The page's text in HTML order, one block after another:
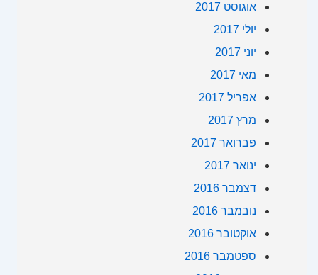
אוגוסט 2017
יולי 2017
יוני 2017
מאי 2017
אפריל 2017
מרץ 2017
פברואר 2017
ינואר 2017
דצמבר 2016
נובמבר 2016
אוקטובר 2016
ספטמבר 2016